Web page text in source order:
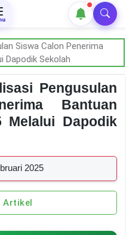
Pengusulan
Bantuan
Melalui Dapodik
2025
Artikel